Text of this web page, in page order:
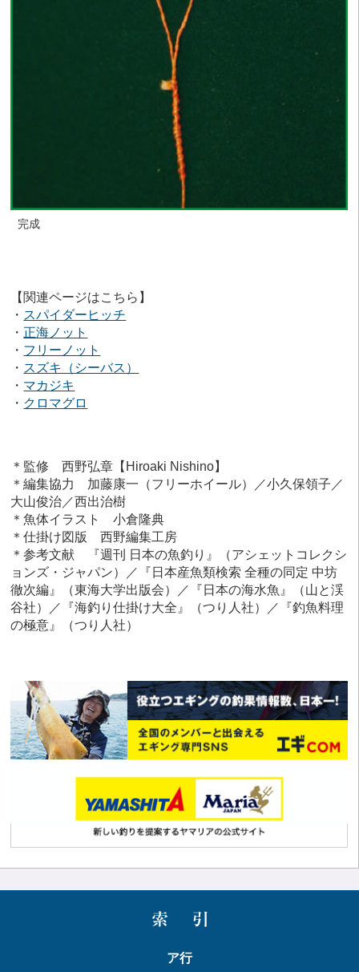
完成
【関連ページはこちら】
・ スパイダーヒッチ
・ 正海ノット
・ フリーノット
・ スズキ（シーバス）
・ マカジキ
・ クロマグロ
＊監修 西野弘章【Hiroaki Nishino】
＊編集協力 加藤康一（フリーホイール）／小久保領子／
大山俊治／西出治樹
＊魚体イラスト 小倉隆典
＊仕掛け図版 西野編集工房
＊参考文献 『週刊 日本の魚釣り』（アシェットコレクシ
ョンズ・ジャパン）／『日本産魚類検索 全種の同定 中坊
徹次編』（東海大学出版会）／『日本の海水魚』（山と渓
谷社）／『海釣り仕掛け大全』（つり人社）／『釣魚料理
の極意』（つり人社）
ア行